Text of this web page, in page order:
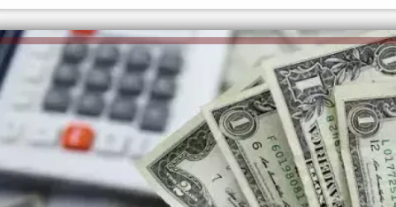
إلهام شرشر تكتب: دي مبقتش كورة..
دي سياسة
الكاتبة إلهام شرشر تهنئ الرئيس
السيسي بعيد ميلاده وتُشيد بجهوده
في بناء الدولة